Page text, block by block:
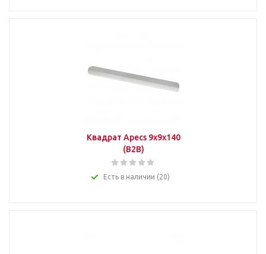
Квадрат Apecs 9x9x140
(B2B)
Есть в наличии (20)